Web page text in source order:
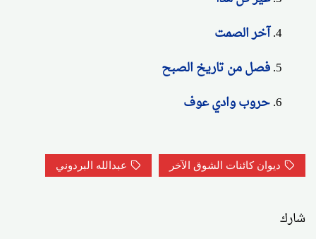
آخر الصمت
فصل من تاريخ الصبح
حروب وادي عوف
ديوان كائنات الشوق الآخر عبدالله البردوني
شارك